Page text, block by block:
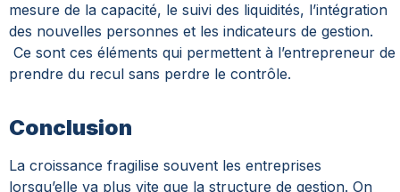
mesure de la capacité, le suivi des liquidités, l’intégration
des nouvelles personnes et les indicateurs de gestion.
Ce sont ces éléments qui permettent à l’entrepreneur de
prendre du recul sans perdre le contrôle.
Conclusion
La croissance fragilise souvent les entreprises
lorsqu’elle va plus vite que la structure de gestion. On